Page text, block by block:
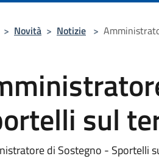
> Novità > Notizie >
sul
di Sostegno - Sportelli